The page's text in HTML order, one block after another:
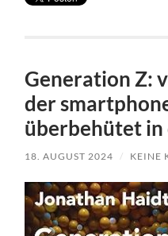
Generation Z:
der
überbehütet
18. AUGUST 2024 / KEINE